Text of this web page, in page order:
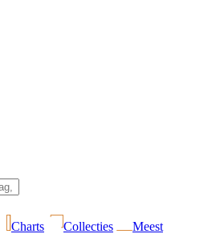
Charts Collecties
Meest